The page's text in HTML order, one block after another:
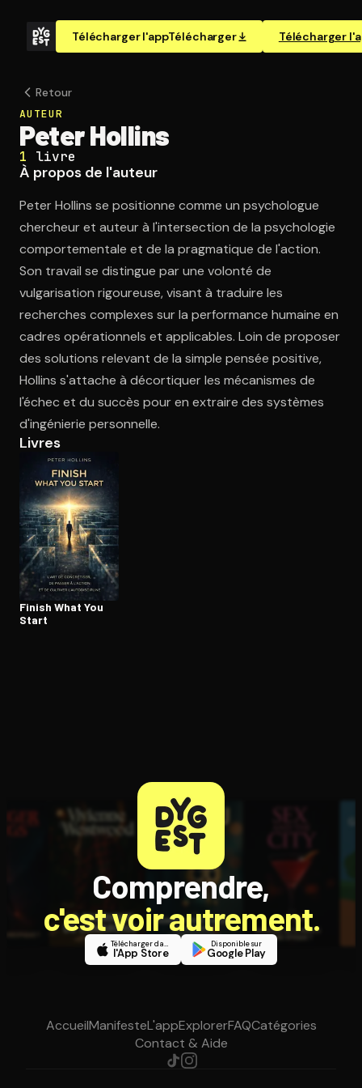
Télécharger l'appTélécharger Télécharger
Retour
AUTEUR
Peter Hollins
1 livre
À propos de l'auteur
Peter Hollins se positionne comme un psychologue
chercheur et auteur à l'intersection de la psychologie
comportementale et de la pragmatique de l'action.
Son travail se distingue par une volonté de
vulgarisation rigoureuse, visant à traduire les
recherches complexes sur la performance humaine en
cadres opérationnels et applicables. Loin de proposer
des solutions relevant de la simple pensée positive,
Hollins s'attache à décortiquer les mécanismes de
l'échec et du succès pour en extraire des systèmes
d'ingénierie personnelle.
Livres
Finish What You
Start
Comprendre,
c'est voir autrement.
Télécharger dans
l'App Store
Disponible sur
Google Play
AccueilManifesteL'appExplorerFAQCatégories
Contact & Aide